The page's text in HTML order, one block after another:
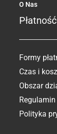
O Nas
Formy
Czas i
Obszar
Regulamin
Polityka